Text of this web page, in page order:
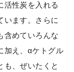
活性炭を入れる
います。さらに
含めていろんな
加え、αケトグル
も、ぜいたくと